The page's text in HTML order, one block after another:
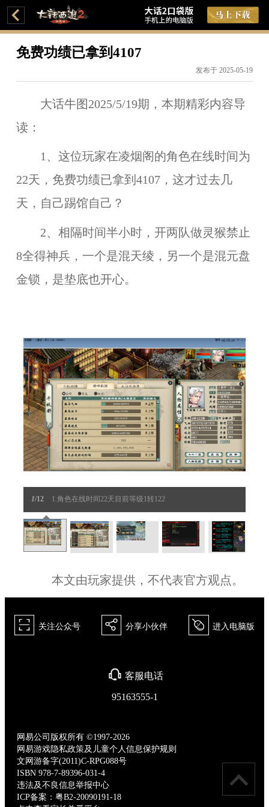
免费功绩已拿到4107
发布于 2025-05-19
大话牛图2025/5/19期，本期精彩内容导
读：
1、这位玩家在凌烟阁的角色在线时间为
22天，免费功绩已拿到4107，这才过去几
天，自己踢馆自己？
2、相隔时间半小时，开两队做灵猴禁止
8全得神兵，一个是混天绫，另一个是混元盘
金锁，是垫底也开心。
1/12 1.角色在线时间22天目前等级1转122
本文由玩家提供，不代表官方观点。
򰀁 关注公众号 򰀂 分享小伙伴 򰀄 进入电脑版
򰀃 客服电话
95163555-1
网易公司版权所有 ©1997-2026
网易游戏隐私政策及儿童个人信息保护规则
文网游备字(2011)C-RPG088号
ISBN 978-7-89396-031-4
违法及不良信息举报中心
ICP备案：粤B2-20090191-18